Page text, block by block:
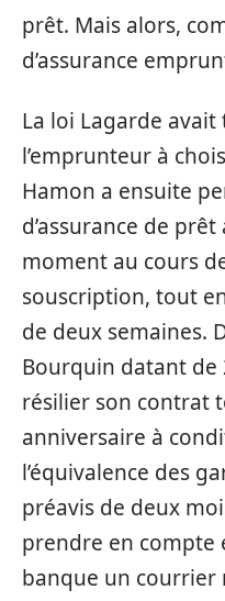
prêt. Mais alors,
d’assurance
La loi Lagarde
l’emprunteur à
Hamon a ensuite
d’assurance de
moment au cours
souscription, tout
de deux semaines.
Bourquin datant de
résilier son contrat
anniversaire à
l’équivalence des
préavis de deux
prendre en compte
banque un courrier